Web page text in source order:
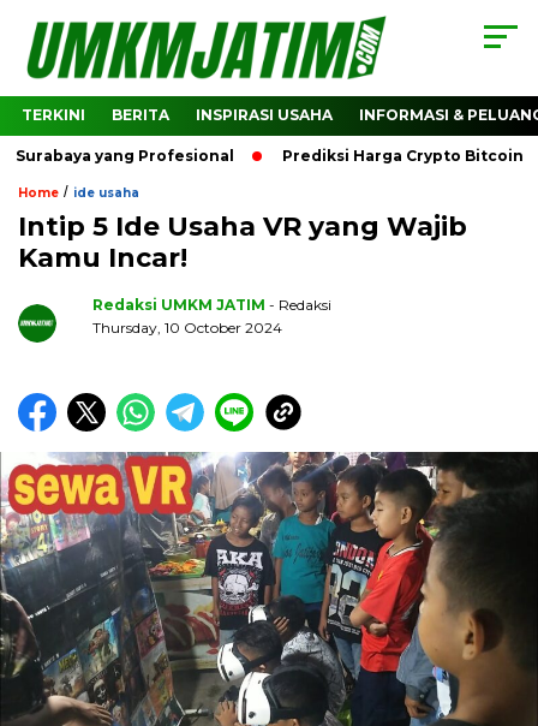
TERKINI BERITA INSPIRASI USAHA INFORMASI &
yang Profesional Prediksi Harga Crypto Bitcoin:
Home / ide usaha
Intip 5 Ide Usaha VR yang Wajib
Kamu Incar!
Redaksi UMKM JATIM - Redaksi
Thursday, 10 October 2024